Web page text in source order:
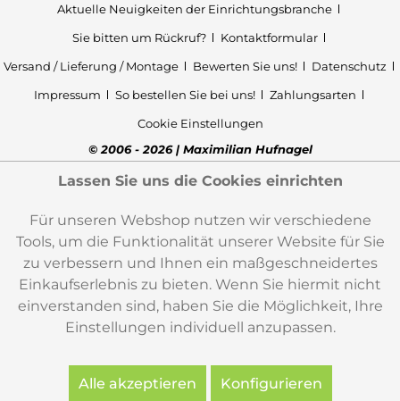
Aktuelle Neuigkeiten der Einrichtungsbranche
Sie bitten um Rückruf?
Kontaktformular
Versand / Lieferung / Montage
Bewerten Sie uns!
Datenschutz
Impressum
So bestellen Sie bei uns!
Zahlungsarten
Cookie Einstellungen
© 2006 - 2026 | Maximilian Hufnagel
Lassen Sie uns die Cookies einrichten
Für unseren Webshop nutzen wir verschiedene
Tools, um die Funktionalität unserer Website für Sie
zu verbessern und Ihnen ein maßgeschneidertes
Einkaufserlebnis zu bieten. Wenn Sie hiermit nicht
einverstanden sind, haben Sie die Möglichkeit, Ihre
Einstellungen individuell anzupassen.
Alle akzeptieren Konfigurieren